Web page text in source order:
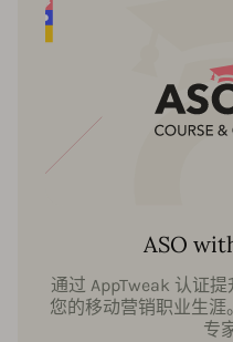
ASO
通过 AppTweak 认证
您的移动营销职业生涯
专